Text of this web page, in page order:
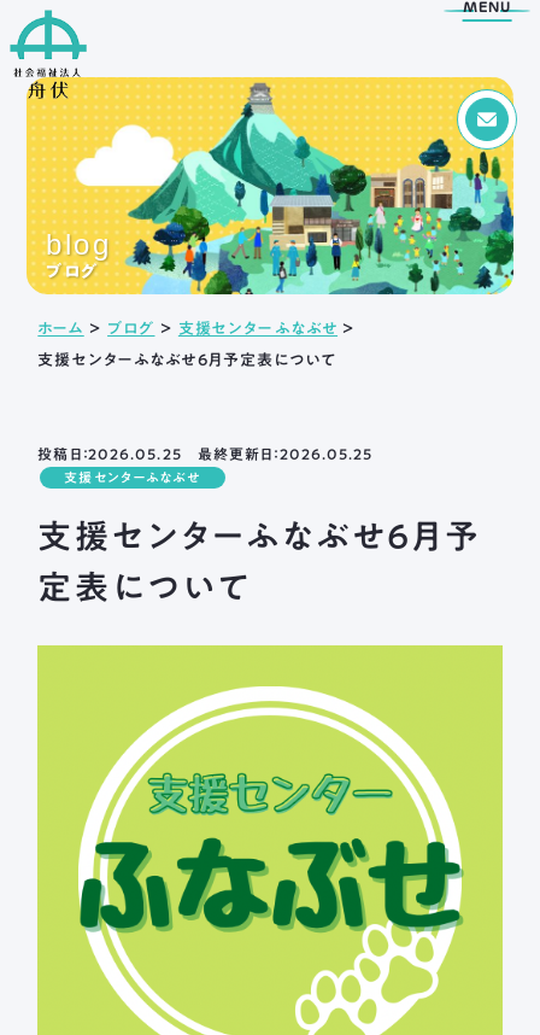
Menu トップページ
舟伏の取り組み
生活訓練はばたき
支援センター
工房はばたき
岐阜市超短時間ワーク
応援センター
長森北保育園
舟伏について
ご挨拶
法人概要
情報公開
メールフォームまたはお電話から、
法人本部 TEL ： 058-244-0027
受付時間 ： 平日 9:00 ~ 17:00
MENU
blog
ブログ
ホーム ＞ ブログ ＞ 支援センターふなぶせ ＞
支援センターふなぶせ6月予定表について
投稿日：2026.05.25 最終更新日：2026.05.25
支援センターふなぶせ
支援センターふなぶせ6月予
定表について